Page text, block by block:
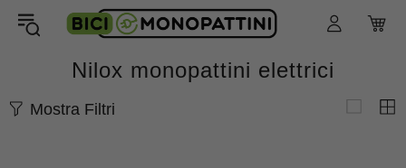
Nilox monopattini elettrici
Mostra Filtri